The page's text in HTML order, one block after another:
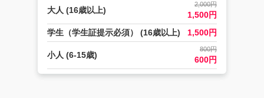
大人 (16歳以上)
2,000円
1,500円
学生（学生証提示必須） (16歳以上)
1,500円
小人 (6-15歳)
800円
600円